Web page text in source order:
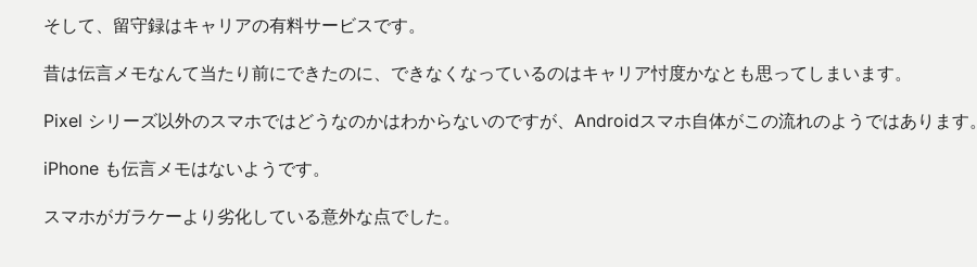
そして、留守録はキャリアの有料サービスです。
昔は伝言メモなんて当たり前にできたのに、できなくなっているのはキャリア忖度かなとも思ってしまいます。
Pixel シリーズ以外のスマホではどうなのかはわからないのですが、Androidスマホ自体がこの流れのようではあります。
iPhone も伝言メモはないようです。
スマホがガラケーより劣化している意外な点でした。